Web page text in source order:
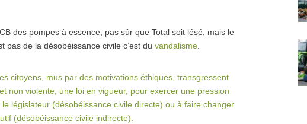
des pompes à essence, pas sûr que Total soit lésé, mais le
de la désobéissance civile c’est du vandalisme.
citoyens, mus par des motivations éthiques, transgressent
non violente, une loi en vigueur, pour exercer une pression
législateur (désobéissance civile directe) ou à faire changer
(désobéissance civile indirecte).